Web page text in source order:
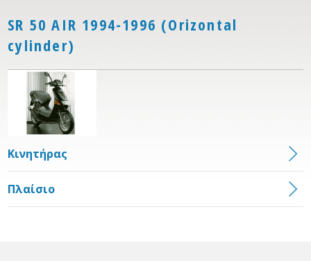
SR 50 AIR 1994-1996 (Orizontal
cylinder)
Κινητήρας
Πλαίσιο